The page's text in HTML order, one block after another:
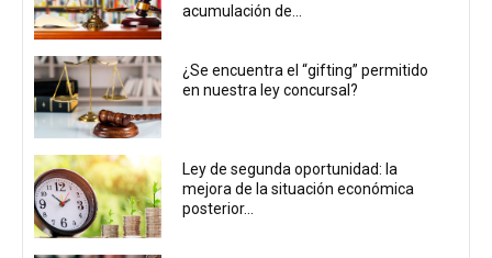
acumulación de...
¿Se encuentra el “gifting” permitido
en nuestra ley concursal?
Ley de segunda oportunidad: la
mejora de la situación económica
posterior...